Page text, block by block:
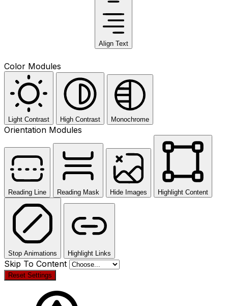
Align Text
Color Modules
Light Contrast High Contrast Monochrome
Orientation Modules
Reading Line Reading Mask Hide Images Highlight Content
Stop Animations Highlight Links
Skip To Content
Reset Settings